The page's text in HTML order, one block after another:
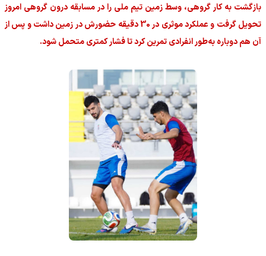
بازگشت به کار گروهی، وسط زمین تیم ملی را در مسابقه درون گروهی امروز
تحویل گرفت و عملکرد موثری در 30 دقیقه حضورش در زمین داشت و پس از
آن هم دوباره به‌طور انفرادی تمرین کرد تا فشار کمتری متحمل شود.